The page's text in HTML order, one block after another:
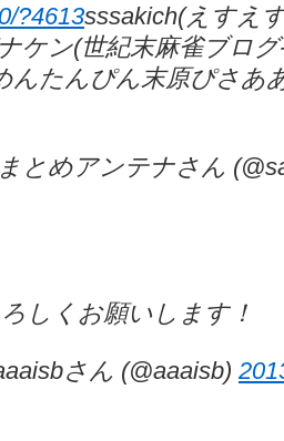
?4613sssakich(えすえ
ケン(世紀末麻雀ブロ
んたんぴん末原ぴさあ
とめアンテナさん
しくお願いします！
さん (@aaaisb)